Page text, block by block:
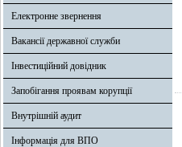
Електронне звернення
Вакансії державної служби
Інвестиційний довідник
Запобігання проявам корупції
Внутрішній аудит
Інформація для ВПО